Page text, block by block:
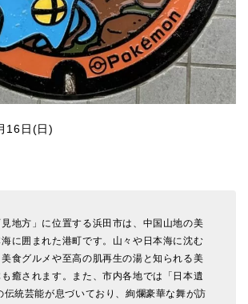
16日(日)
地方」に位置する浜田市は、中国山地の美
に囲まれた港町です。山々や日本海に沈む
食グルメや至高の肌再生の湯と知られる美
癒されます。また、市内各地では「日本遺
伝統芸能が息づいており、絢爛豪華な舞が訪